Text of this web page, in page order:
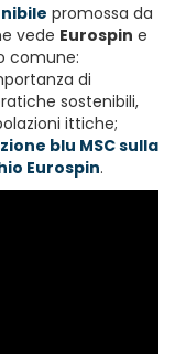
promossa da
vede Eurospin e
comune:
di
sostenibili,
ittiche;
blu MSC sulla
Eurospin.